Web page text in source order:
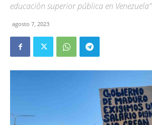
educación superior pública en Venezuela”
agosto 7, 2023